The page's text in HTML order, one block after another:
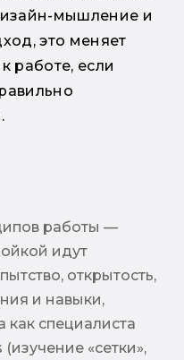
мышление и
это меняет
работе, если
работы —
идут
открытость,
и навыки,
специалиста
«сетки»,